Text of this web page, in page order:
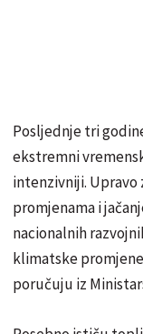
Posljednje tri
ekstremni
intenzivniji.
promjenama i
nacionalnih
klimatske
poručuju iz